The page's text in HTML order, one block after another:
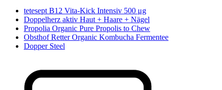
tetesept B12 Vita-Kick Intensiv 500 μg
Doppelherz aktiv Haut + Haare + Nägel
Propolia Organic Pure Propolis to Chew
Obsthof Retter Organic Kombucha Fermentee
Dopper Steel